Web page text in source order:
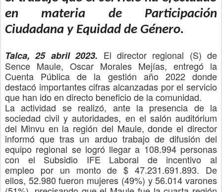
en materia de Participación
Ciudadana y Equidad de Género.
Talca,25abril 2023. El director regional (S) de
Sence Maule, Oscar Morales Mejías, entregó la
Cuenta Pública de la gestión año 2022 donde
destacó importantes cifras alcanzadas por el servicio
que han ido en directo beneficio de la comunidad.
La actividad se realizó, ante la presencia de la
sociedad civil y autoridades, en el salón auditórium
del Minvu en la región del Maule, donde el director
informó que tras un arduo trabajo de difusión del
equipo regional selogró llegar a 108.994 personas
con el Subsidio IFE Laboral de incentivo al
empleo por un monto de $ 47.231.691.893. De
ellos, 52.980 fueron mujeres (49%) y 56.014 varones